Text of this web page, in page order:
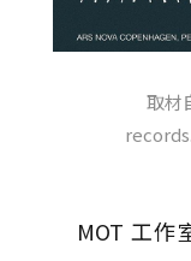
取材
MOT 工